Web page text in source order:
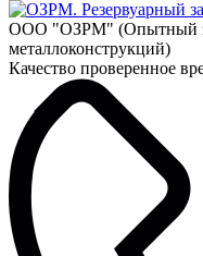
ООО "ОЗРМ" (Опытный
металлоконструкций)
Качество проверенное